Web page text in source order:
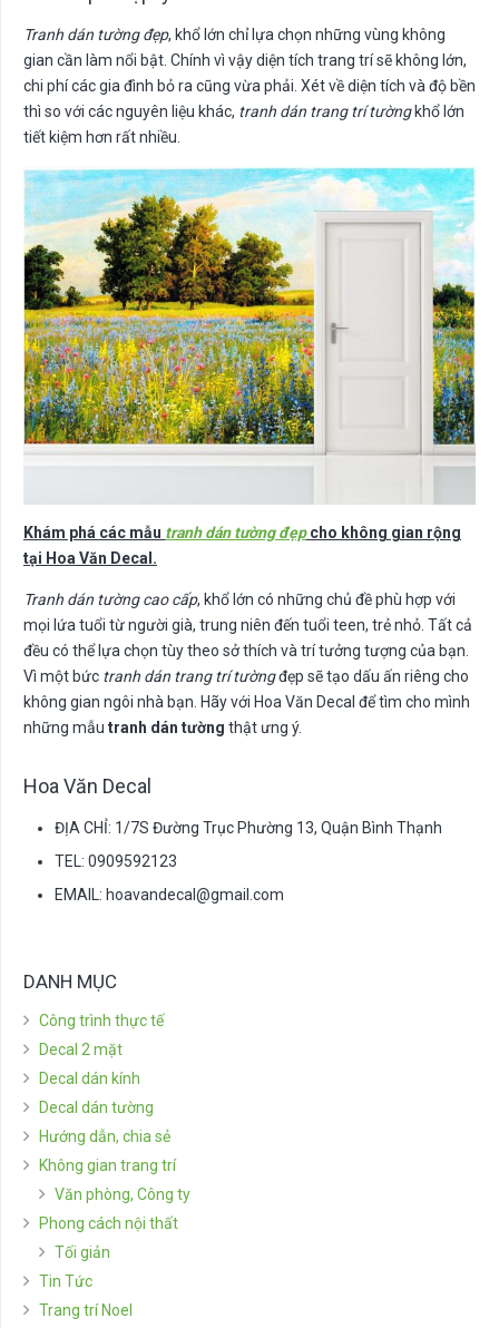
Tranh dán tường đẹp, khổ lớn chỉ lựa chọn những vùng không
gian cần làm nổi bật. Chính vì vậy diện tích trang trí sẽ không lớn,
chi phí các gia đình bỏ ra cũng vừa phải. Xét về diện tích và độ bền
thì so với các nguyên liệu khác, tranh dán trang trí tườngkhổ lớn
tiết kiệm hơn rất nhiều.
Khám phá các mẫu tranh dán tường đẹpcho không gian rộng
tại Hoa Văn Decal.
Tranh dán tường cao cấp, khổ lớn có những chủ đề phù hợp với
mọi lứa tuổi từ người già, trung niên đến tuổi teen, trẻ nhỏ. Tất cả
đều có thể lựa chọn tùy theo sở thích và trí tưởng tượng của bạn.
Vì một bức tranh dán trang trí tườngđẹp sẽ tạo dấu ấn riêng cho
không gian ngôi nhà bạn. Hãy với Hoa Văn Decal để tìm cho mình
những mẫu tranh dán tường thật ưng ý.
Hoa Văn Decal
ĐỊA CHỈ: 1/7S Đường Trục Phường 13, Quận Bình Thạnh
TEL: 0909592123
EMAIL: hoavandecal@gmail.com
DANH MỤC
Công trình thực tế
Decal 2 mặt
Decal dán kính
Decal dán tường
Hướng dẫn, chia sẻ
Không gian trang trí
Văn phòng, Công ty
Phong cách nội thất
Tối giản
Tin Tức
Trang trí Noel